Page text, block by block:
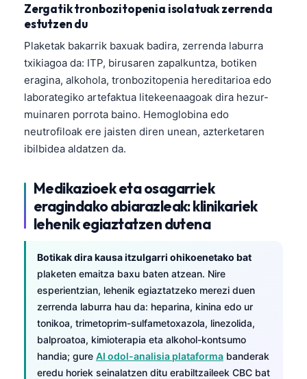
Zergatik tronbozitopenia isolatuak zerrenda
estutzen du
Plaketak bakarrik baxuak badira, zerrenda laburra
txikiagoa da: ITP, birusaren zapalkuntza, botiken
eragina, alkohola, tronbozitopenia hereditarioa edo
laborategiko artefaktua litekeenaagoak dira hezur-
muinaren porrota baino. Hemoglobina edo
neutrofiloak ere jaisten diren unean, azterketaren
ibilbidea aldatzen da.
Medikazioek eta osagarriek
eragindako abiarazleak: klinikariek
lehenik egiaztatzen dutena
Botikak dira kausa itzulgarri ohikoenetako bat
plaketen emaitza baxu baten atzean. Nire
esperientzian, lehenik egiaztatzeko merezi duen
zerrenda laburra hau da: heparina, kinina edo ur
tonikoa, trimetoprim-sulfametoxazola, linezolida,
balproatoa, kimioterapia eta alkohol-kontsumo
handia; gure AI odol-analisia plataforma banderak
eredu horiek seinalatzen ditu erabiltzaileek CBC bat